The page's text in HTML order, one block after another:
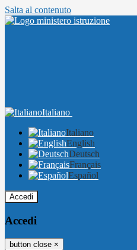
Salta al contenuto
Italiano
Italiano
English
Deutsch
Français
Español
Accedi
Accedi
button close ×